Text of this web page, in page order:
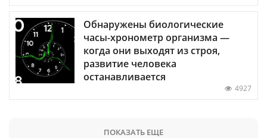
Обнаружены биологические
часы-хронометр организма —
когда они выходят из строя,
развитие человека
останавливается
4927
ПОКАЗАТЬ ЕЩЕ